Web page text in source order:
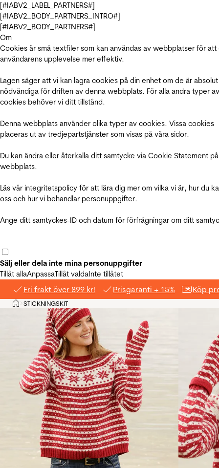
[#IABV2_LABEL_PARTNERS#]
[#IABV2_BODY_PARTNERS_INTRO#]
[#IABV2_BODY_PARTNERS#]
Om
Cookies är små textfiler som kan användas av webbplatser för att
användarens upplevelse mer effektiv.
Lagen säger att vi kan lagra cookies på din enhet om de är absolut
nödvändiga för driften av denna webbplats. För alla andra typer av
cookies behöver vi ditt tillstånd.
Denna webbplats använder olika typer av cookies. Vissa cookies
placeras ut av tredjepartstjänster som visas på våra sidor.
Du kan ändra eller återkalla ditt samtycke via Cookie Statement
webbplats.
Läs vår integritetspolicy för att lära dig mer om vilka vi är, hur du
oss och hur vi behandlar personuppgifter.
Ange ditt samtyckes-ID och datum för förfrågningar om ditt
Sälj eller dela inte mina personuppgifter
Tillåt allaAnpassaTillåt valdaInte tillåtet
Fri frakt över 899 kr! Prisgaranti + 15% Köp
Hem
>STICKNINGSKIT